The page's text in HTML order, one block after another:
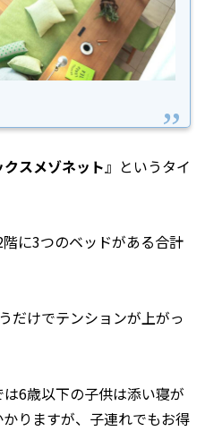
クスメゾネット 』というタイ
に3つのベッドがある合計
だけでテンションが上がっ
6歳以下の子供は添い寝が
りますが、子連れでもお得